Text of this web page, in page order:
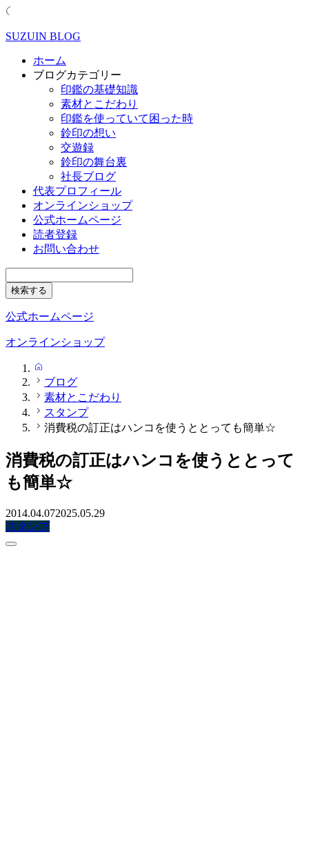
SUZUIN BLOG
ホーム
ブログカテゴリー
印鑑の基礎知識
素材とこだわり
印鑑を使っていて困った時
鈴印の想い
交遊録
鈴印の舞台裏
社長ブログ
代表プロフィール
オンラインショップ
公式ホームページ
読者登録
お問い合わせ
公式ホームページ
オンラインショップ
ブログ
素材とこだわり
スタンプ
消費税の訂正はハンコを使うととっても簡単☆
消費税の訂正はハンコを使うととって
も簡単☆
2014.04.072025.05.29
スタンプ